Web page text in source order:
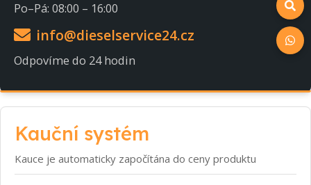
Po–Pá: 08:00 – 16:00
info@dieselservice24.cz
Odpovíme do 24 hodin
Kauční systém
Kauce je automaticky započítána do ceny produktu